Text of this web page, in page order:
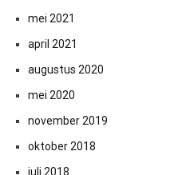
mei 2021
april 2021
augustus 2020
mei 2020
november 2019
oktober 2018
juli 2018